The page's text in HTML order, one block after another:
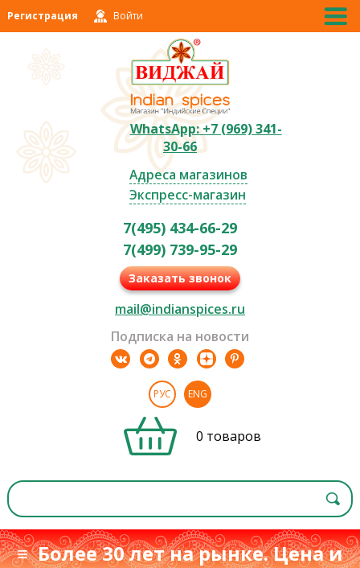
Регистрация Войти
WhatsApp: +7 (969) 341-
30-66
Адреса магазинов
Экспресс-магазин
7(495) 434-66-29
7(499) 739-95-29
Заказать звонок
mail@indianspices.ru
Подписка на новости
РУС ENG
0 товаров
≡ Более 30 лет на рынке. Цена и